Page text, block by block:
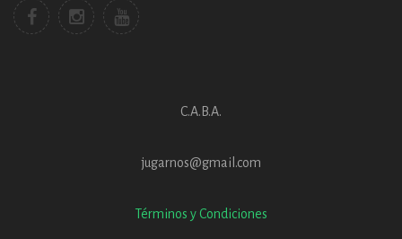
C.A.B.A.
jugarnos@gmail.com
Términos y Condiciones